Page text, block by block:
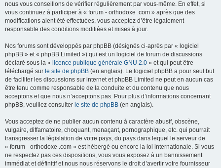
nous vous conseillons de vérifier régulièrement par vous-même. En effet, si
vous continuez à participer à « forum - orthodoxe .com » après que des
modifications aient été effectuées, vous acceptez d’être légalement
responsable des conditions modifiées et mises à jour.
Nos forums sont développés par phpBB (désignés ci-après par « logiciel
phpBB » et « phpBB Limited ») qui est un logiciel de forum de discussions
déclaré sous la « licence publique générale GNU 2.0 » et qui peut être
téléchargé sur le site de phpBB (en anglais). Le logiciel phpBB a pour seul but
de faciliter les discussions sur internet et phpBB Limited ne peut en aucun cas
être tenu comme responsable de la conduite et du contenu que nous
acceptons et que nous n’acceptons pas. Pour plus d’informations concernant
phpBB, veuillez consulter le site de phpBB (en anglais).
Vous acceptez de ne publier aucun contenu à caractère abusif, obscène,
vulgaire, diffamatoire, choquant, menaçant, pornographique, etc. qui pourrait
transgresser la législation de votre pays, du pays dans lequel le serveur de
« forum - orthodoxe .com » est hébergé ou encore la loi internationale. Si vous
ne respectez pas ces dispositions, vous vous exposez à un bannissement
immédiat et définitif et nous nous réservons le droit d’avertir votre fournisseur